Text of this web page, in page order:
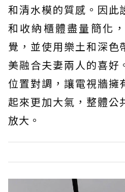
和清水模的質感。因此
和收納櫃體盡量簡化
覺，並使用樂土和深色
美融合夫妻兩人的喜好
位置對調，讓電視牆擁
起來更加大氣，整體公
放大。